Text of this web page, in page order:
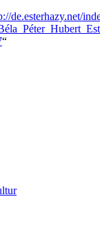
de.esterhazy.net/
“